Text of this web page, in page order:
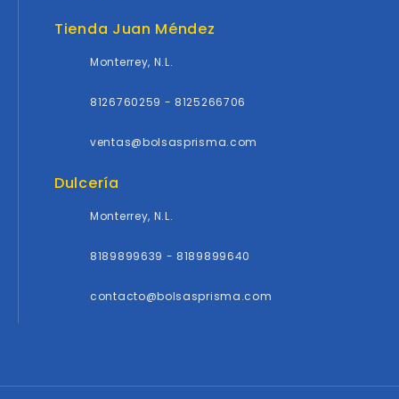
Tienda Juan Méndez
Monterrey, N.L.
8126760259 - 8125266706
ventas@bolsasprisma.com
Dulcería
Monterrey, N.L.
8189899639 - 8189899640
contacto@bolsasprisma.com